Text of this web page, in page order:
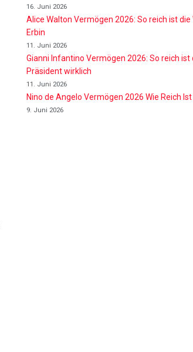
16. Juni 2026
Alice Walton Vermögen 2026: So reich ist
Erbin
11. Juni 2026
Gianni Infantino Vermögen 2026: So reich ist
Präsident wirklich
11. Juni 2026
Nino de Angelo Vermögen 2026 Wie Reich Ist
9. Juni 2026